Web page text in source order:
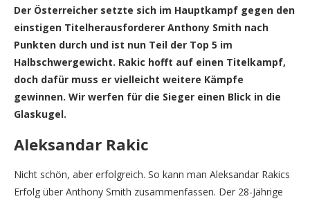
Der Österreicher setzte sich im Hauptkampf gegen den
einstigen Titelherausforderer Anthony Smith nach
Punkten durch und ist nun Teil der Top 5 im
Halbschwergewicht. Rakic hofft auf einen Titelkampf,
doch dafür muss er vielleicht weitere Kämpfe
gewinnen. Wir werfen für die Sieger einen Blick in die
Glaskugel.
Aleksandar Rakic
Nicht schön, aber erfolgreich. So kann man Aleksandar Rakics
Erfolg über Anthony Smith zusammenfassen. Der 28-Jährige